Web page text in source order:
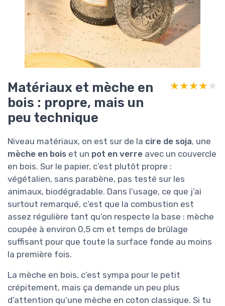
Matériaux et mèche en
bois : propre, mais un
peu technique
★★★★★
★★★★★
Niveau matériaux, on est sur de la cire de soja, une
mèche en bois et un pot en verre avec un couvercle
en bois. Sur le papier, c’est plutôt propre :
végétalien, sans parabène, pas testé sur les
animaux, biodégradable. Dans l’usage, ce que j’ai
surtout remarqué, c’est que la combustion est
assez régulière tant qu’on respecte la base : mèche
coupée à environ 0,5 cm et temps de brûlage
suffisant pour que toute la surface fonde au moins
la première fois.
La mèche en bois, c’est sympa pour le petit
crépitement, mais ça demande un peu plus
d’attention qu’une mèche en coton classique. Si tu